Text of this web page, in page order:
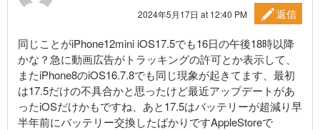
2024年5月17日 at 12:40 PM
返信
同じことがiPhone12mini iOS17.5でも16日の午後18時以降
かな？急に動画広告がトラッキングの許可とか表示して、
またiPhone8のiOS16.7.8でも同じ現象が起きてます、最初
は17.5だけの不具合かと思ったけど最近アップデートがあ
ったiOSだけかもですね、あと17.5はバッテリーが超減り早
半年前にバッテリー交換したばかりですAppleStoreで